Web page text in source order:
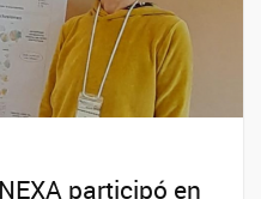
participó en